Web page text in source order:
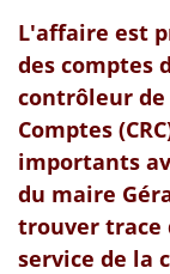
L'affaire est
des comptes
contrôleur de
Comptes
importants
du maire
trouver trace
service de la